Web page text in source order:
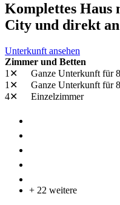
Komplettes Haus
City und direkt
Unterkunft ansehen
Zimmer und Betten
1✕
Ganze Unterkunft für
1✕
Ganze Unterkunft für
4✕
Einzelzimmer
+ 22 weitere